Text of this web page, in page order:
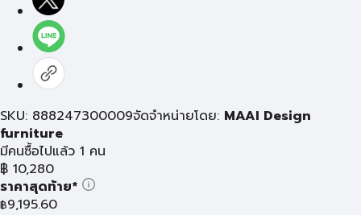
SKU: 888247300009จัดจำหน่ายโดย: MAAI Design
furniture
มีคนซื้อไปแล้ว 1 คน
฿ 10,280
ราคาสุดท้าย*
฿9,195.60